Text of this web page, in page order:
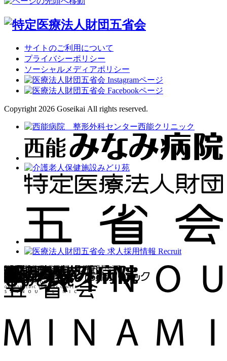
サイトのご利用について
プライバシーポリシー
ソーシャルメディアポリシー
Copyright 2026 Goseikai All rights reserved.